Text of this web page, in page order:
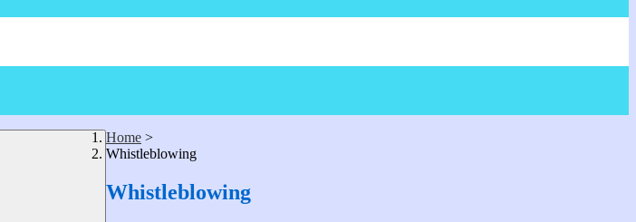
Home >
Whistleblowing
Whistleblowing